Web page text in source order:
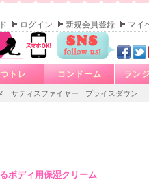
ログイン 新規会員登録 マイ
トレ コンドーム ラン
サティスファイヤー プライスダウン
ボディ用保湿クリーム